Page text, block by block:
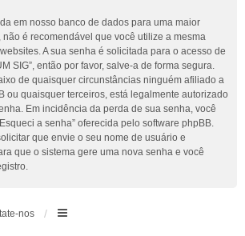
em nosso banco de dados para uma maior
não é recomendável que você utilize a mesma
A sua senha é solicitada para o acesso de
SIG”, então por favor, salve-a de forma segura.
de quaisquer circunstâncias ninguém afiliado a
ou quaisquer terceiros, está legalmente autorizado
Em incidência da perda de sua senha, você
a senha” oferecida pelo software phpBB.
que envie o seu nome de usuário e
que o sistema gere uma nova senha e você
nos